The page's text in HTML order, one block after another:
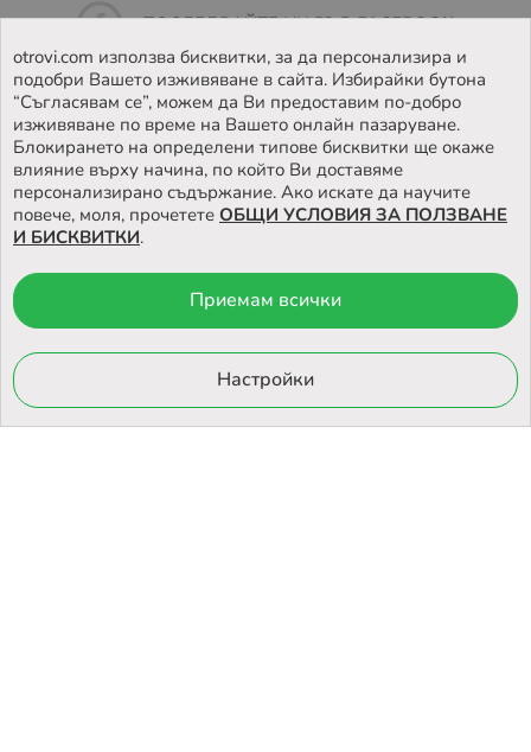
ПОСЛЕДВАЙТЕ НИ ВЪВFACEBOOK
НАМЕРЕТЕ НАШИЯТ МАГАЗИН
© 2026 Otrovi.com. Всички права запазени ™ |Карта на сайта
Онлайн магазин
otrovi.com използва бисквитки, за да персонализира и
подобри Вашето изживяване в сайта. Избирайки бутона
“Съгласявам се”, можем да Ви предоставим по-добро
изживяване по време на Вашето онлайн пазаруване.
Блокирането на определени типове бисквитки ще окаже
влияние върху начина, по който Ви доставяме
персонализирано съдържание. Ако искате да научите
повече, моля, прочетете ОБЩИ УСЛОВИЯ ЗА ПОЛЗВАНЕ
И БИСКВИТКИ.
Приемам всички
Настройки